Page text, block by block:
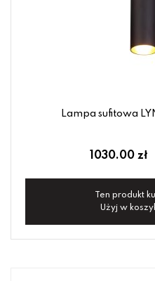
Lampa sufitowa
1030.00 zł
Ten produkt
Użyj w